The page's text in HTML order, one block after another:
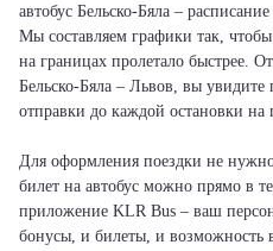
автобус Бельско-Бяла –
Мы составляем графики так,
на границах пролетало быстрее.
Бельско-Бяла – Львов, вы
отправки до каждой остановки на
Для оформления поездки не
билет на автобус можно прямо в
приложение KLR Bus – ваш
бонусы, и билеты, и возможность